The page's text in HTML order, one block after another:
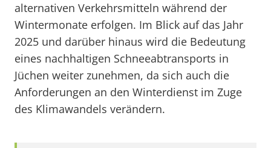
alternativen Verkehrsmitteln während der
Wintermonate erfolgen. Im Blick auf das Jahr
2025 und darüber hinaus wird die Bedeutung
eines nachhaltigen Schneeabtransports in
Jüchen weiter zunehmen, da sich auch die
Anforderungen an den Winterdienst im Zuge
des Klimawandels verändern.